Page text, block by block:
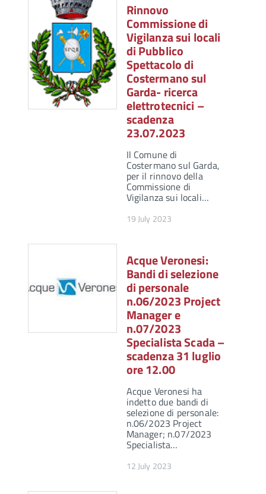
Rinnovo
Commissione di
Vigilanza sui locali
di Pubblico
Spettacolo di
Costermano sul
Garda- ricerca
elettrotecnici –
scadenza
23.07.2023
Il Comune di
Costermano sul Garda,
per il rinnovo della
Commissione di
Vigilanza sui locali…
19 July 2023
Acque Veronesi:
Bandi di selezione
di personale
n.06/2023 Project
Manager e
n.07/2023
Specialista Scada –
scadenza 31 luglio
ore 12.00
Acque Veronesi ha
indetto due bandi di
selezione di personale:
n.06/2023 Project
Manager; n.07/2023
Specialista…
12 July 2023